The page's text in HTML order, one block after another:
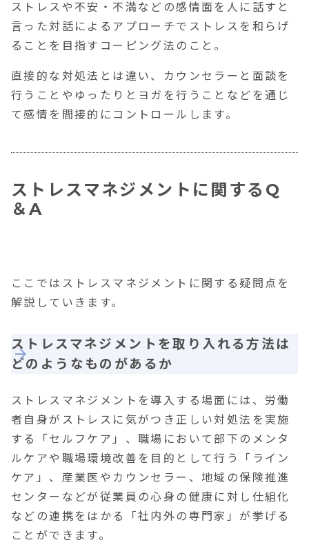
ストレスや不安・不満などの感情面を人に話すと
言った対話によるアプローチでストレスを和らげ
ることを目指すコーピング法のこと。
直接的な対処法とは違い、カウンセラーと面談を
行うことやゆったりとヨガを行うことなどを通じ
て感情を間接的にコントロールします。
ストレスマネジメントに関する Q
＆A
ここではストレスマネジメントに関する疑問点を
解説していきます。
ストレスマネジメントを取り入れる方法は
どのようなものがあるか
ストレスマネジメントを導入する場面には、労働
者自身がストレスに気がつき正しい対処法を実施
する
「セルフケア」 、職場において部下のメンタ
ルケアや職場環境改善を目的として行う
「ライン
ケア」 、産業医やカウンセラー、地域の保険推進
センターなどが従業員の心身の健康に対し仕組化
などの連携をはかる
「社内外の専門家」が挙げる
ことができます。